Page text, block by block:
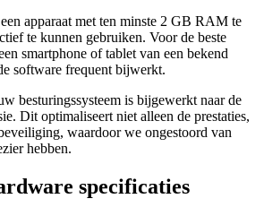
apparaat met ten minste 2 GB RAM te
te kunnen gebruiken. Voor de beste
smartphone of tablet van een bekend
software frequent bijwerkt.
besturingssysteem is bijgewerkt naar de
Dit optimaliseert niet alleen de prestaties,
waardoor we ongestoord van
hebben.
specificaties